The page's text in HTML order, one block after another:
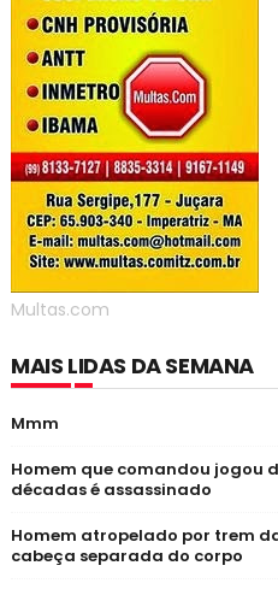
Multas.com
MAIS LIDAS DA SEMANA
Mmm
Homem que comandou jogou
décadas é assassinado
Homem atropelado por trem
cabeça separada do corpo